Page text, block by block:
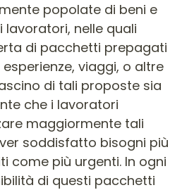
popolate di beni e
nelle quali
di pacchetti prepagati
viaggi, o altre
di tali proposte sia
che i lavoratori
maggiormente tali
soddisfatto bisogni più
come più urgenti. In ogni
di questi pacchetti